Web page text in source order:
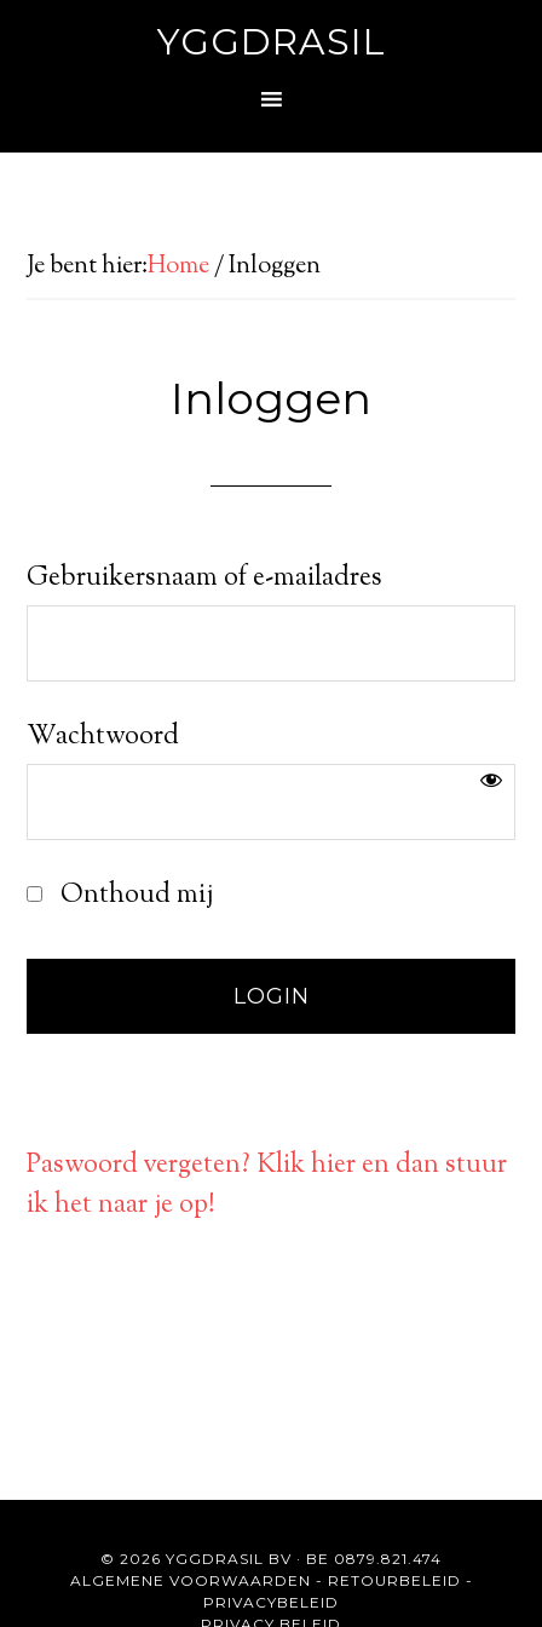
YGGDRASIL
Je bent hier:Home/Inloggen
Inloggen
Gebruikersnaam of e-mailadres
Wachtwoord
Onthoud mij
Paswoord vergeten? Klik hier en dan stuur
ik het naar je op!
© 2026 YGGDRASIL BV · BE 0879.821.474
ALGEMENE VOORWAARDEN - RETOURBELEID -
PRIVACYBELEID